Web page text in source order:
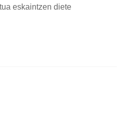
eskaintzen diete